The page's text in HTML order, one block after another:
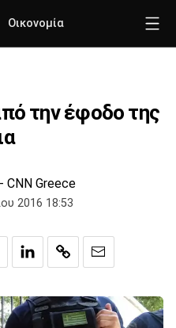
Οικονομία
την έφοδο της
- CNN Greece
2016 18:53